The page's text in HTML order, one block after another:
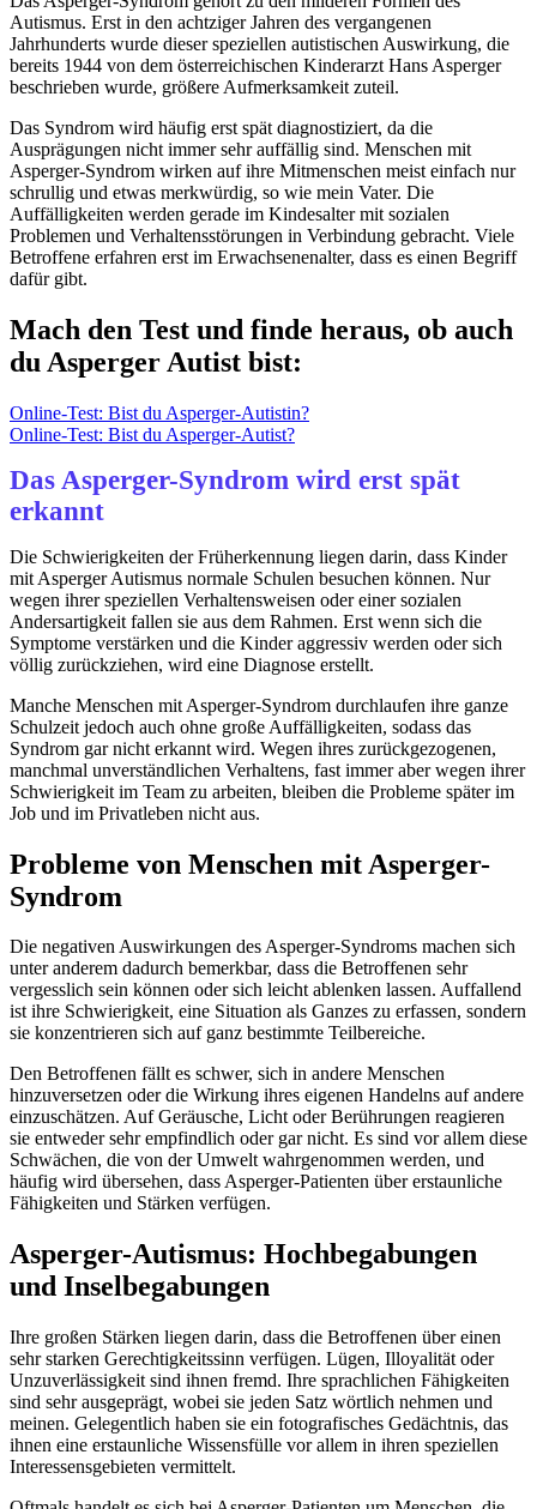
Autismus. Erst in den achtziger Jahren des vergangenen
Jahrhunderts wurde dieser speziellen autistischen Auswirkung, die
bereits 1944 von dem österreichischen Kinderarzt Hans Asperger
beschrieben wurde, größere Aufmerksamkeit zuteil.
Das Syndrom wird häufig erst spät diagnostiziert, da die
Ausprägungen nicht immer sehr auffällig sind. Menschen mit
Asperger-Syndrom wirken auf ihre Mitmenschen meist einfach nur
schrullig und etwas merkwürdig, so wie mein Vater. Die
Auffälligkeiten werden gerade im Kindesalter mit sozialen
Problemen und Verhaltensstörungen in Verbindung gebracht. Viele
Betroffene erfahren erst im Erwachsenenalter, dass es einen Begriff
dafür gibt.
Mach den Test und finde heraus, ob auch
du Asperger Autist bist:
Online-Test: Bist du Asperger-Autistin?
Online-Test: Bist du Asperger-Autist?
Das Asperger-Syndrom wird erst spät
erkannt
Die Schwierigkeiten der Früherkennung liegen darin, dass Kinder
mit Asperger Autismus normale Schulen besuchen können. Nur
wegen ihrer speziellen Verhaltensweisen oder einer sozialen
Andersartigkeit fallen sie aus dem Rahmen. Erst wenn sich die
Symptome verstärken und die Kinder aggressiv werden oder sich
völlig zurückziehen, wird eine Diagnose erstellt.
Manche Menschen mit Asperger-Syndrom durchlaufen ihre ganze
Schulzeit jedoch auch ohne große Auffälligkeiten, sodass das
Syndrom gar nicht erkannt wird. Wegen ihres zurückgezogenen,
manchmal unverständlichen Verhaltens, fast immer aber wegen ihrer
Schwierigkeit im Team zu arbeiten, bleiben die Probleme später im
Job und im Privatleben nicht aus.
Probleme von Menschen mit Asperger-
Syndrom
Die negativen Auswirkungen des Asperger-Syndroms machen sich
unter anderem dadurch bemerkbar, dass die Betroffenen sehr
vergesslich sein können oder sich leicht ablenken lassen. Auffallend
ist ihre Schwierigkeit, eine Situation als Ganzes zu erfassen, sondern
sie konzentrieren sich auf ganz bestimmte Teilbereiche.
Den Betroffenen fällt es schwer, sich in andere Menschen
hinzuversetzen oder die Wirkung ihres eigenen Handelns auf andere
einzuschätzen. Auf Geräusche, Licht oder Berührungen reagieren
sie entweder sehr empfindlich oder gar nicht. Es sind vor allem diese
Schwächen, die von der Umwelt wahrgenommen werden, und
häufig wird übersehen, dass Asperger-Patienten über erstaunliche
Fähigkeiten und Stärken verfügen.
Asperger-Autismus: Hochbegabungen
und Inselbegabungen
Ihre großen Stärken liegen darin, dass die Betroffenen über einen
sehr starken Gerechtigkeitssinn verfügen. Lügen, Illoyalität oder
Unzuverlässigkeit sind ihnen fremd. Ihre sprachlichen Fähigkeiten
sind sehr ausgeprägt, wobei sie jeden Satz wörtlich nehmen und
meinen. Gelegentlich haben sie ein fotografisches Gedächtnis, das
ihnen eine erstaunliche Wissensfülle vor allem in ihren speziellen
Interessensgebieten vermittelt.